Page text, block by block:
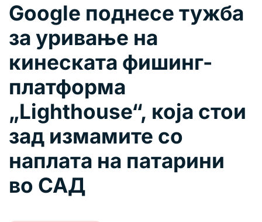
Google поднесе тужба
за уривање на
кинеската фишинг-
платформа
„Lighthouse“, која стои
зад измамите со
наплата на патарини
во САД